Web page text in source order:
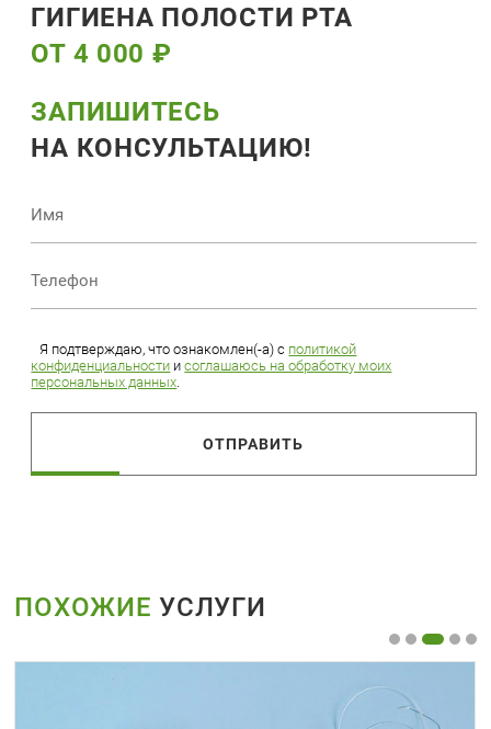
ГИГИЕНА ПОЛОСТИ РТА
ОТ 4 000 ₽
ЗАПИШИТЕСЬ
НА КОНСУЛЬТАЦИЮ!
Я подтверждаю, что ознакомлен(-а) с политикой
конфиденциальности исоглашаюсь на обработку моих
персональных данных
ОТПРАВИТЬ
ПОХОЖИЕ УСЛУГИ